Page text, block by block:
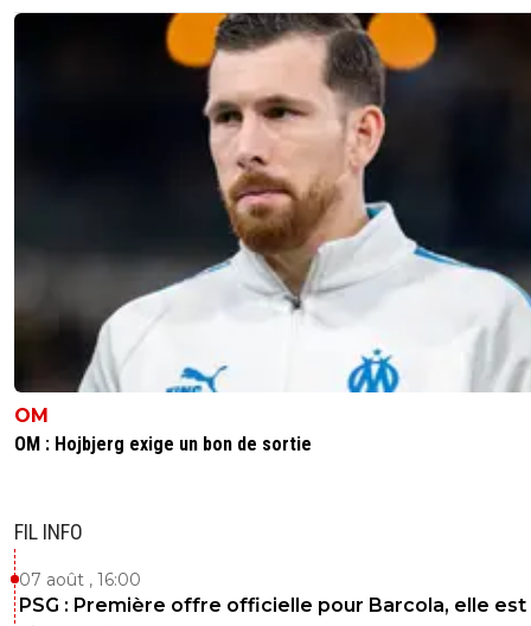
OM
OM : Hojbjerg exige un bon de sortie
FIL INFO
07 août , 16:00
PSG : Première offre officielle pour Barcola, elle est